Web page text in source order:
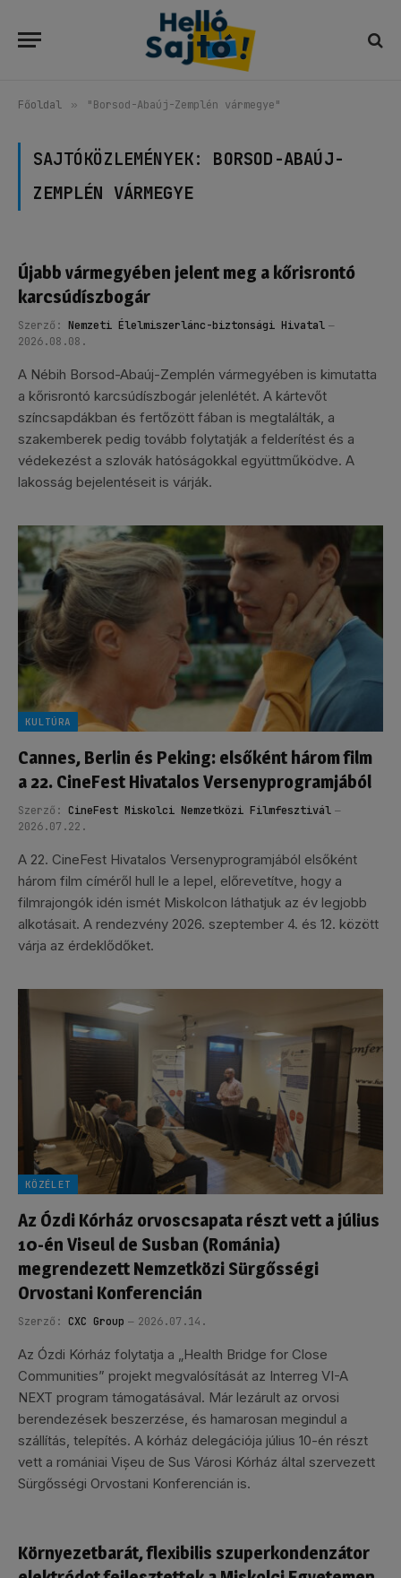
Főoldal » "Borsod-Abaúj-Zemplén vármegye"
SAJTÓKÖZLEMÉNYEK: BORSOD-ABAÚJ-
ZEMPLÉN VÁRMEGYE
Újabb vármegyében jelent meg a kőrisrontó
karcsúdíszbogár
Szerző: Nemzeti Élelmiszerlánc-biztonsági Hivatal
2026.08.08.
A Nébih Borsod-Abaúj-Zemplén vármegyében is kimutatta
a kőrisrontó karcsúdíszbogár jelenlétét. A kártevőt
színcsapdákban és fertőzött fában is megtalálták, a
szakemberek pedig tovább folytatják a felderítést és a
védekezést a szlovák hatóságokkal együttműködve. A
lakosság bejelentéseit is várják.
KULTÚRA
Cannes, Berlin és Peking: elsőként három film
a 22. CineFest Hivatalos Versenyprogramjából
Szerző: CineFest Miskolci Nemzetközi Filmfesztivál
2026.07.22.
A 22. CineFest Hivatalos Versenyprogramjából elsőként
három film címéről hull le a lepel, előrevetítve, hogy a
filmrajongók idén ismét Miskolcon láthatjuk az év legjobb
alkotásait. A rendezvény 2026. szeptember 4. és 12. között
várja az érdeklődőket.
KÖZÉLET
Az Ózdi Kórház orvoscsapata részt vett a július
10-én Viseul de Susban (Románia)
megrendezett Nemzetközi Sürgősségi
Orvostani Konferencián
Szerző: CXC Group 2026.07.14.
Az Ózdi Kórház folytatja a „Health Bridge for Close
Communities” projekt megvalósítását az Interreg VI-A
NEXT program támogatásával. Már lezárult az orvosi
berendezések beszerzése, és hamarosan megindul a
szállítás, telepítés. A kórház delegációja július 10-én részt
vett a romániai Vișeu de Sus Városi Kórház által szervezett
Sürgősségi Orvostani Konferencián is.
Környezetbarát, flexibilis szuperkondenzátor